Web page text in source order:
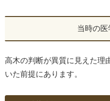
当時の医
高木の判断が異質に見えた理
いた前提にあります。